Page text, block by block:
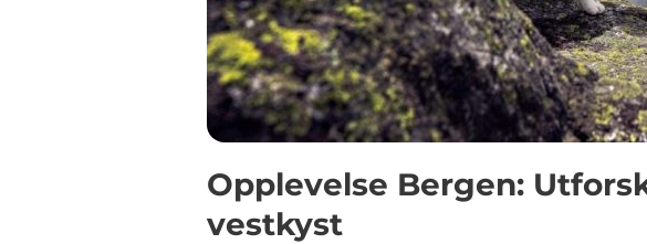
Opplevelse Bergen:
vestkyst